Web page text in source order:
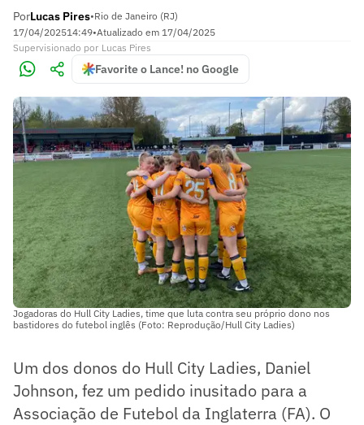
PorLucas Pires•Rio de Janeiro (RJ)
17/04/202514:49•Atualizado em 17/04/2025
Supervisionado por Lucas Pires
Favorite o Lance! no Google
Jogadoras do Hull City Ladies, time que luta contra seu próprio dono nos
bastidores do futebol inglês (Foto: Reprodução/Hull City Ladies)
Um dos donos do Hull City Ladies, Daniel
Johnson, fez um pedido inusitado para a
Associação de Futebol da Inglaterra (FA). O